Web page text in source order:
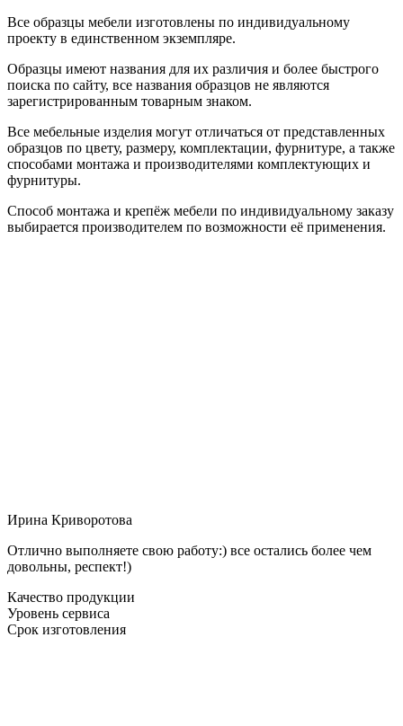
Все образцы мебели изготовлены по индивидуальному
проекту в единственном экземпляре.
Образцы имеют названия для их различия и более быстрого
поиска по сайту, все названия образцов не являются
зарегистрированным товарным знаком.
Все мебельные изделия могут отличаться от представленных
образцов по цвету, размеру, комплектации, фурнитуре, а также
способами монтажа и производителями комплектующих и
фурнитуры.
Способ монтажа и крепёж мебели по индивидуальному заказу
выбирается производителем по возможности её применения.
Ирина Криворотова
Отлично выполняете свою работу:) все остались более чем
довольны, респект!)
Качество продукции
Уровень сервиса
Срок изготовления